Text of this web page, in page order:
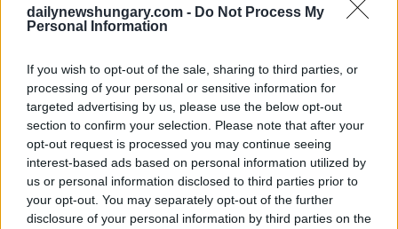
dailynewshungary.com - Do Not Process My
Personal Information
If you wish to opt-out of the sale, sharing to third parties, or
processing of your personal or sensitive information for
targeted advertising by us, please use the below opt-out
section to confirm your selection. Please note that after your
opt-out request is processed you may continue seeing
interest-based ads based on personal information utilized by
us or personal information disclosed to third parties prior to
your opt-out. You may separately opt-out of the further
disclosure of your personal information by third parties on the
Einzelheiten zum Verbot von Budapest Pride und ähnlichen
Veranstaltungen